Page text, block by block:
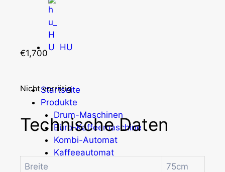
HU
Startseite
Produkte
Drum-Maschinen
Büro-Kaffeemaschine
Kombi-Automat
Kaffeeautomat
Münz- und Geldprüfsysteme
€1,700
Nicht vorrätig
Technische Daten
Breite 75cm